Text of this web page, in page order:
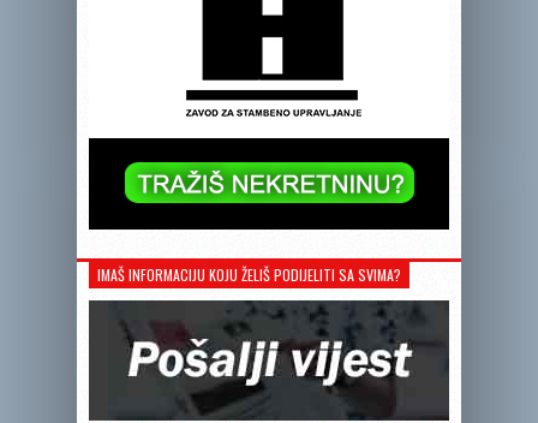
IMAŠ INFORMACIJU KOJU ŽELIŠ PODIJELITI SA SVIMA?